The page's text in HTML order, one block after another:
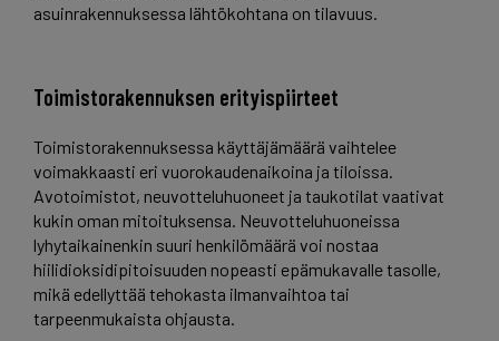
asuinrakennuksessa lähtökohtana on tilavuus.
Toimistorakennuksen erityispiirteet
Toimistorakennuksessa käyttäjämäärä vaihtelee
voimakkaasti eri vuorokaudenaikoina ja tiloissa.
Avotoimistot, neuvotteluhuoneet ja taukotilat vaativat
kukin oman mitoituksensa. Neuvotteluhuoneissa
lyhytaikainenkin suuri henkilömäärä voi nostaa
hiilidioksidipitoisuuden nopeasti epämukavalle tasolle,
mikä edellyttää tehokasta ilmanvaihtoa tai
tarpeenmukaista ohjausta.